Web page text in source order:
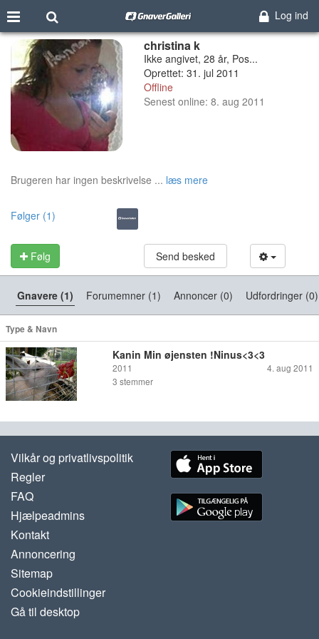
Log ind
christina k
Ikke angivet, 28 år, Pos...
Oprettet: 31. jul 2011
Offline
Senest online: 8. aug 2011
Brugeren har ingen beskrivelse ... læs mere
Følger (1)
Følg Send besked
Gnavere (1) Forumemner (1) Annoncer (0) Udfordringer (0)
Type & Navn
Kanin Min øjensten !Ninus<3<3
2011
4. aug 2011
3 stemmer
Vilkår og privatlivspolitik
Regler
FAQ
Hjælpeadmins
Kontakt
Annoncering
Sitemap
Cookieindstillinger
Gå til desktop